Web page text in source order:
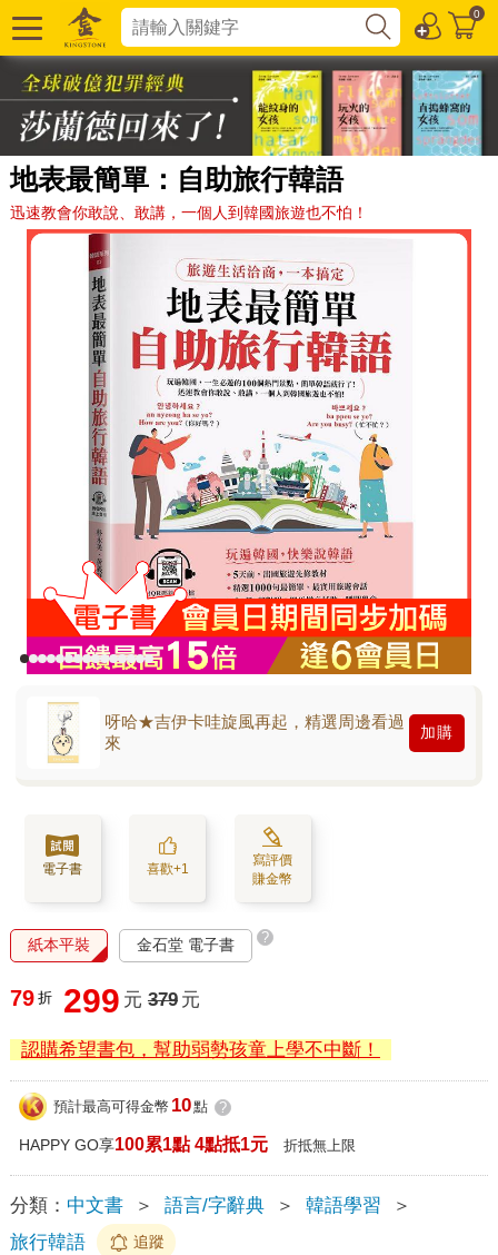
0
地表最簡單：自助旅行韓語
迅速教會你敢說、敢講，一個人到韓國旅遊也不怕！
呀哈★吉伊卡哇旋風再起，精選周邊看過
來
加購
電子書 喜歡+1
寫評價
賺金幣
紙本平裝 金石堂 電子書 ?
79 折 299 元 379 元
認購希望書包，幫助弱勢孩童上學不中斷！
預計最高可得金幣 10點 ?
HAPPY GO享100累1點 4點抵1元 折抵無上限
分類： 中文書 ＞ 語言/字辭典 ＞ 韓語學習
＞
旅行韓語
追蹤